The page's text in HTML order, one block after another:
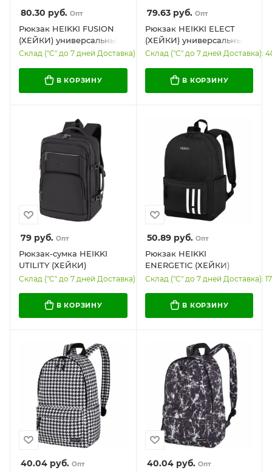
80.30 руб. Опт
Рюкзак HEIKKI FUSION
(ХЕЙКИ) универсальный,
отделение для ноутбука,
44х31х14 см, 273864
Склад ("С" до 7 дней Доставка): 21
В КОРЗИНУ
79.63руб. Опт
Рюкзак HEIKKI ELECT
(ХЕЙКИ) универсальный,
отделение для ноутбука,
44х30х16 см, 273863
Склад ("С" до 7 дней Доставка):
В КОРЗИНУ
79 руб. Опт
Рюкзак-сумка HEIKKI
UTILITY (ХЕЙКИ)
универсальный, 2
для ноутбука, USB-порт,
45х31х18 см, 273861
Склад ("С" до 7 дней Доставка): 1
В КОРЗИНУ
50.89руб. Опт
Рюкзак HEIKKI
ENERGETIC (ХЕЙКИ)
универсальный,
черный, 43х30х16 см,
273860
Склад ("С" до 7 дней Доставка):
В КОРЗИНУ
40.04 руб. Опт 40.04руб. Опт